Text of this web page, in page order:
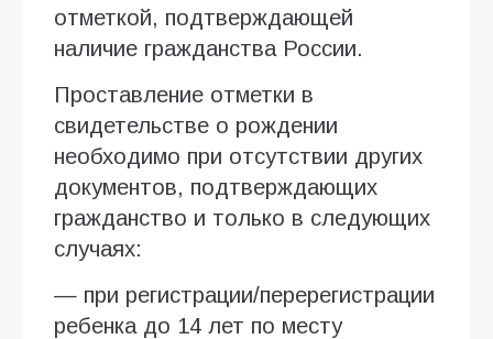
отметкой, подтверждающей
наличие гражданства России.
Проставление отметки в
свидетельстве о рождении
необходимо при отсутствии других
документов, подтверждающих
гражданство и только в следующих
случаях:
— при регистрации/перерегистрации
ребенка до 14 лет по месту